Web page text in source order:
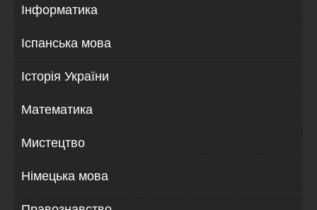
Інформатика
Іспанська мова
Історія України
Математика
Мистецтво
Німецька мова